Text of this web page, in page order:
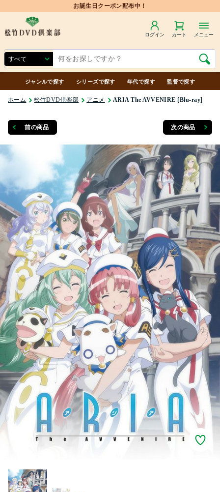
ログイン カート メニュー
ジャンルで探す シリーズで探す 年代で探す 監督で探す
ホーム 松竹DVD倶楽部 アニメ ARIA The AVVENIRE [Blu-ray]
前の商品 次の商品